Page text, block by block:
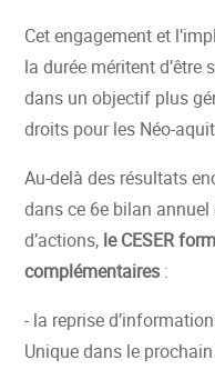
Cet engagement et
la durée méritent d’être
dans un objectif plus
droits pour les Néo-
Au-delà des résultats
dans ce 6e bilan
d’actions, le CESER
complémentaires :
- la reprise
Unique dans le